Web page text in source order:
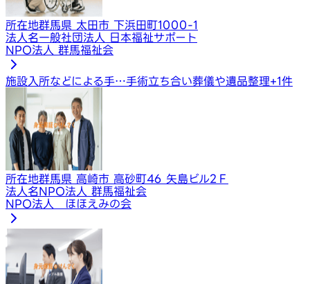
所在地群馬県 太田市 下浜田町1000-1
法人名一般社団法人 日本福祉サポート
NPO法人 群馬福祉会
施設入所などによる手…手術立ち合い葬儀や遺品整理+1件
所在地群馬県 高崎市 高砂町46 矢島ビル2Ｆ
法人名NPO法人 群馬福祉会
NPO法人 ほほえみの会